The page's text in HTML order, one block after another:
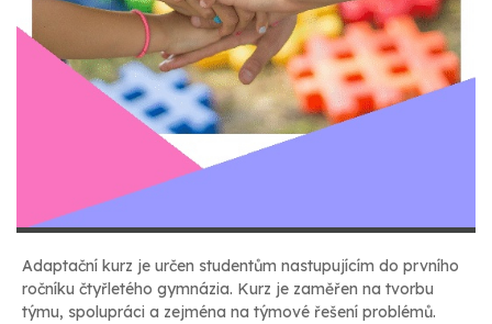
Adaptační kurz je určen studentům nastupujícím do prvního
ročníku čtyřletého gymnázia. Kurz je zaměřen na tvorbu
týmu, spolupráci a zejména na týmové řešení problémů.